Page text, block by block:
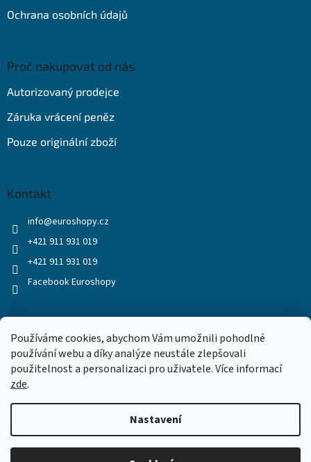
Používáme cookies, abychom Vám umožnili pohodlné
používání webu a díky analýze neustále zlepšovali
použitelnost a personalizaci pro uživatele. Více informací
zde.
Nastavení
Ochrana osobních údajů
Proč nakupovat od nás
Autorizovaný prodejce
Záruka vrácení peněz
Pouze originální zboží
Kontakt
info@euroshopy.cz
+421 911 931 019
+421 911 931 019
Facebook Euroshopy
Vytvořil Shoptet